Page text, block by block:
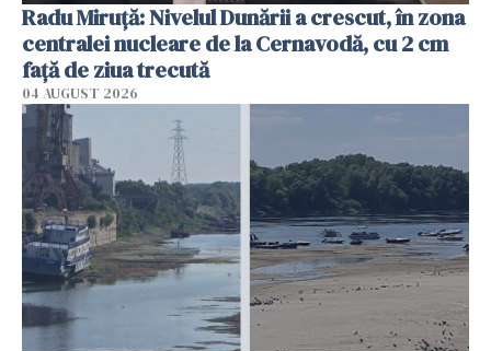
Radu Miruţă: Nivelul Dunării a crescut, în zona
centralei nucleare de la Cernavodă, cu 2 cm
faţă de ziua trecută
04 AUGUST 2026